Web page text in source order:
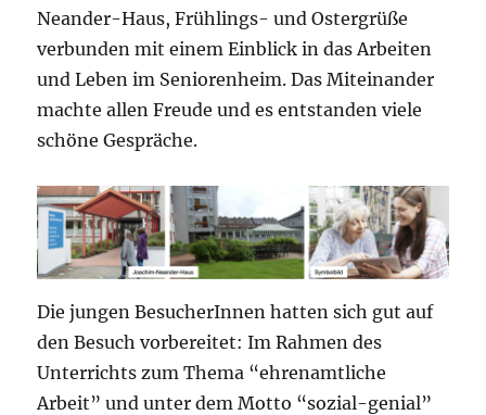
Neander-Haus, Frühlings- und Ostergrüße
verbunden mit einem Einblick in das Arbeiten
und Leben im Seniorenheim. Das Miteinander
machte allen Freude und es entstanden viele
schöne Gespräche.
Die jungen BesucherInnen hatten sich gut auf
den Besuch vorbereitet: Im Rahmen des
Unterrichts zum Thema “ehrenamtliche
Arbeit” und unter dem Motto “sozial-genial”